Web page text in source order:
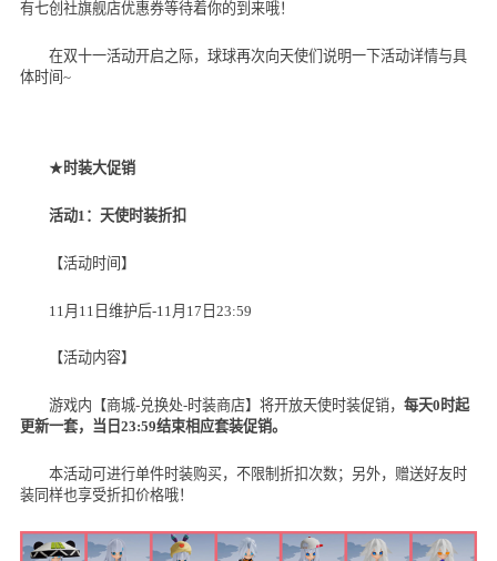
有七创社旗舰店优惠券等待着你的到来哦！
在双十一活动开启之际，球球再次向天使们说明一下活动详情与具
体时间 ~
★ 时装大促销
活动1 ：天使时装折扣
【活动时间】
11月 11 日维护后-11 月 17 日23:59
【活动内容】
游戏内【商城-兑换处-时装商店】将开放天使时装促销，每天0 时起
更新一套，当日 23:59结束相应套装促销。
本活动可进行单件时装购买，不限制折扣次数；另外，赠送好友时
装同样也享受折扣价格哦！